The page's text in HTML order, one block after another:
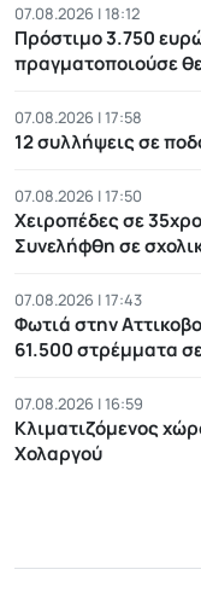
07.08.2026 | 18:12
Πρόστιμο 3.750
πραγματοποιούσε
07.08.2026 | 17:58
12 συλλήψεις σε
07.08.2026 | 17:50
Χειροπέδες σε
Συνελήφθη σε
07.08.2026 | 17:43
Φωτιά στην
61.500 στρέμματα
07.08.2026 | 16:59
Κλιματιζόμενος
Χολαργού